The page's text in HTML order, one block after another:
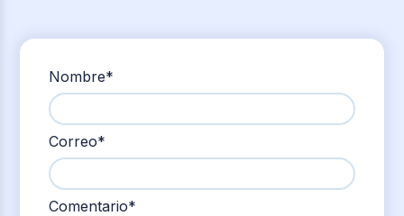
Nombre*
Correo*
Comentario*